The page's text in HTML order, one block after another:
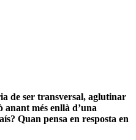
de ser transversal, aglutinar
anant més enllà d’una
Quan pensa en resposta en